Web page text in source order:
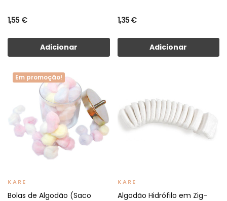
1,55 €
Adicionar
1,35 €
Adicionar
Em promoção!
KARE
Bolas de Algodão (Saco
KARE
Algodão Hidrófilo em Zig-